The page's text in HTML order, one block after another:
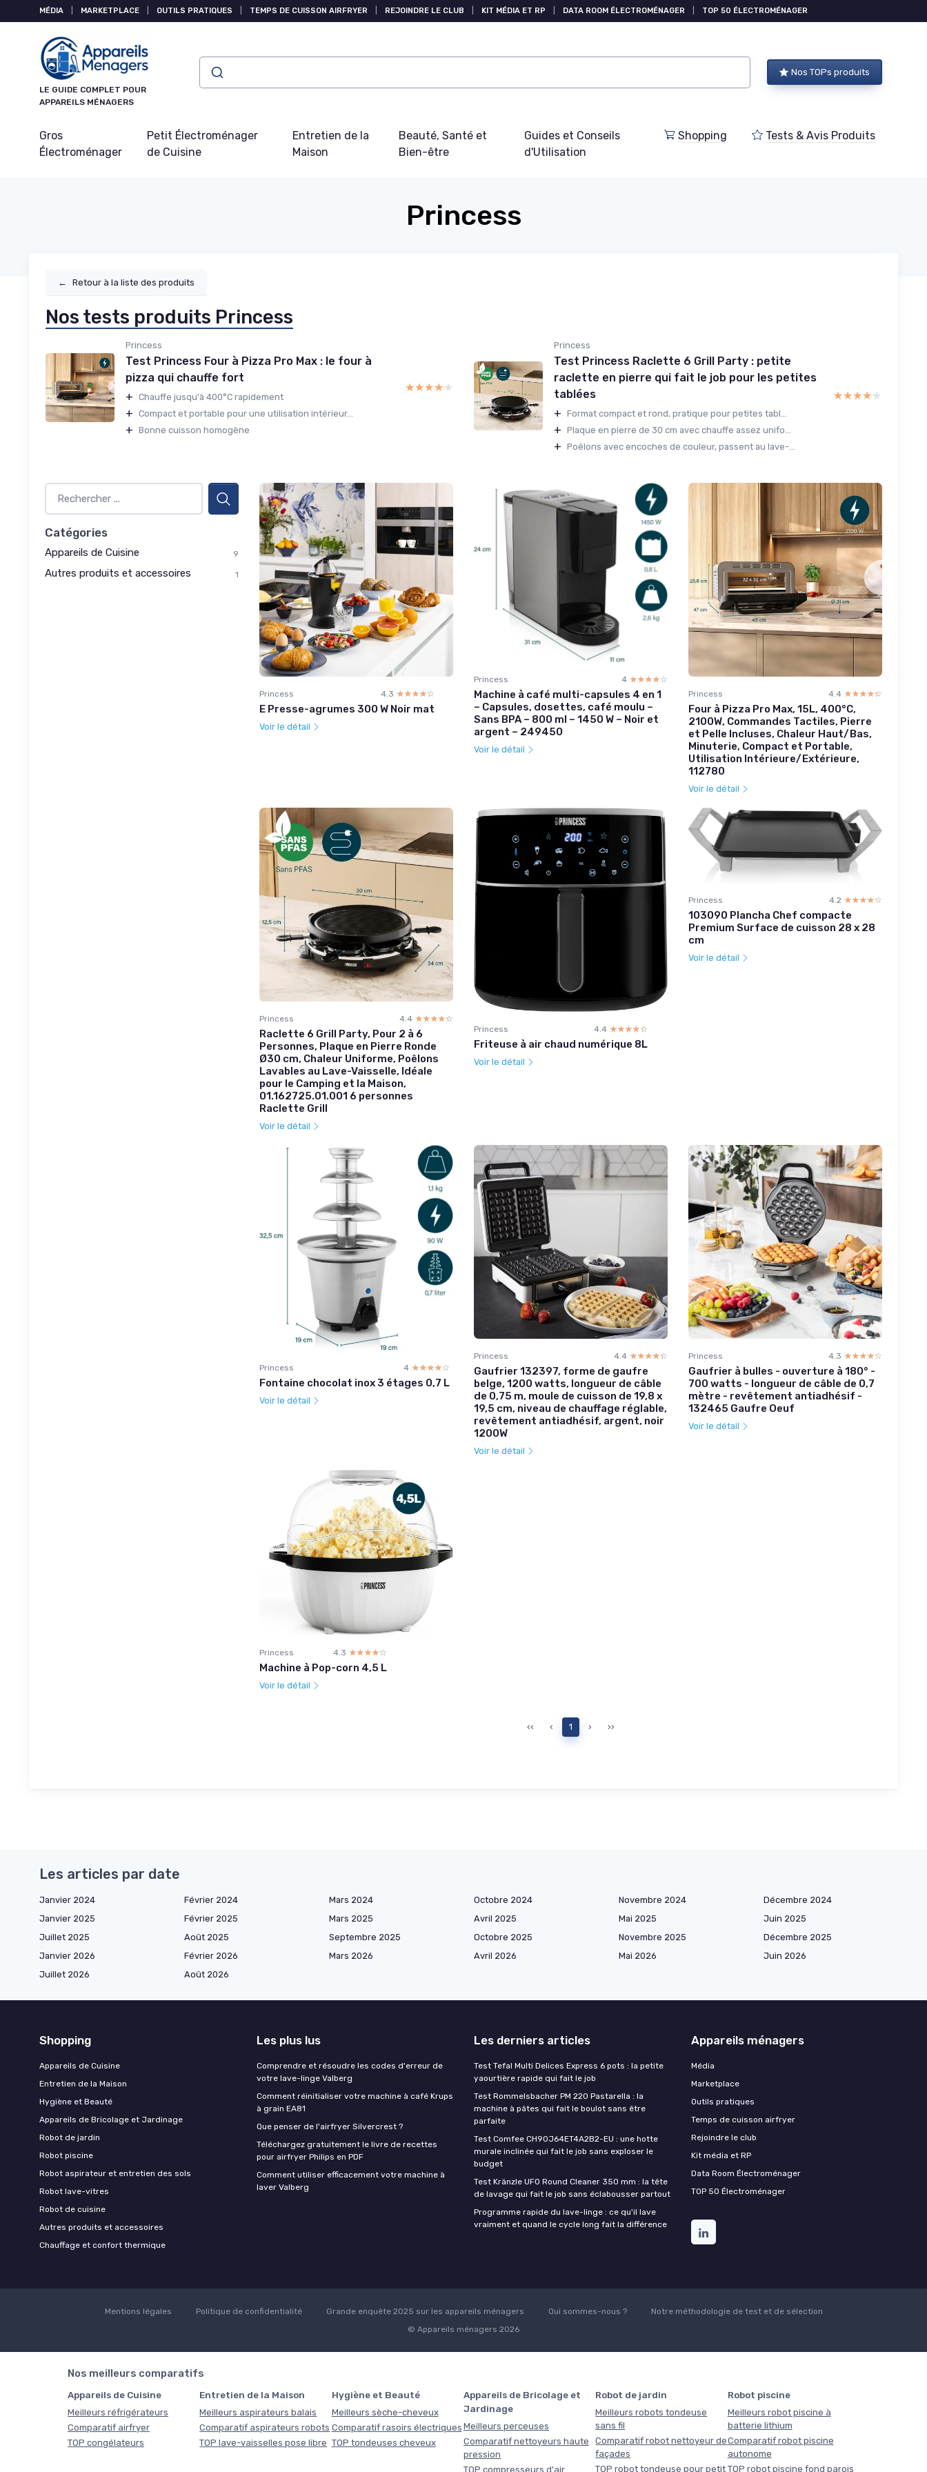
MÉDIA MARKETPLACE OUTILS PRATIQUES TEMPS DE CUISSON AIRFRYER REJOINDRE LE CLUB KIT MÉDIA ET RP DATA ROOM ÉLECTROMÉNAGER TOP 50 ÉLECTROMÉNAGER
LE GUIDE COMPLET POUR
APPAREILS MÉNAGERS
Nos TOPs produits
Gros
Électroménager
Petit Électroménager
de Cuisine
Entretien de la
Maison
Beauté, Santé et
Bien-être
Guides et Conseils
d'Utilisation
Shopping Tests & Avis Produits
Princess
← Retour à la liste des produits
Nos tests produits Princess
Princess
Test Princess Four à Pizza Pro Max : le four à
pizza qui chauffe fort
+ Chauffe jusqu'à 400°C rapidement
+ Compact et portable pour une utilisation intérieur...
+ Bonne cuisson homogène
★★★★★
★★★★★
Princess
Test Princess Raclette 6 Grill Party : petite
raclette en pierre qui fait le job pour les petites
tablées
+ Format compact et rond, pratique pour petites tabl...
+ Plaque en pierre de 30 cm avec chauffe assez unifo...
+ Poêlons avec encoches de couleur, passent au lave-...
★★★★★
★★★★★
Catégories
Appareils de Cuisine 9
Autres produits et accessoires 1
Princess 4.3 ☆☆☆☆☆
★★★★★
E Presse-agrumes 300 W Noir mat
Voir le détail
Princess 4 ☆☆☆☆☆
★★★★★
Machine à café multi-capsules 4 en 1
– Capsules, dosettes, café moulu –
Sans BPA – 800 ml – 1450 W – Noir et
argent – 249450
Voir le détail
Princess 4.4 ☆☆☆☆☆
★★★★★
Four à Pizza Pro Max, 15L, 400°C,
2100W, Commandes Tactiles, Pierre
et Pelle Incluses, Chaleur Haut/Bas,
Minuterie, Compact et Portable,
Utilisation Intérieure/Extérieure,
112780
Voir le détail
Princess 4.4 ☆☆☆☆☆
★★★★★
Raclette 6 Grill Party, Pour 2 à 6
Personnes, Plaque en Pierre Ronde
Ø30 cm, Chaleur Uniforme, Poêlons
Lavables au Lave-Vaisselle, Idéale
pour le Camping et la Maison,
01.162725.01.001 6 personnes
Raclette Grill
Voir le détail
Princess 4.4 ☆☆☆☆☆
★★★★★
Friteuse à air chaud numérique 8L
Voir le détail
Princess 4.2 ☆☆☆☆☆
★★★★★
103090 Plancha Chef compacte
Premium Surface de cuisson 28 x 28
cm
Voir le détail
Princess 4 ☆☆☆☆☆
★★★★★
Fontaine chocolat inox 3 étages 0,7 L
Voir le détail
Princess 4.4 ☆☆☆☆☆
★★★★★
Gaufrier 132397, forme de gaufre
belge, 1200 watts, longueur de câble
de 0,75 m, moule de cuisson de 19,8 x
19,5 cm, niveau de chauffage réglable,
revêtement antiadhésif, argent, noir
1200W
Voir le détail
Princess 4.3 ☆☆☆☆☆
★★★★★
Gaufrier à bulles - ouverture à 180° -
700 watts - longueur de câble de 0,7
mètre - revêtement antiadhésif -
132465 Gaufre Oeuf
Voir le détail
Princess 4.3 ☆☆☆☆☆
★★★★★
Machine à Pop-corn 4,5 L
Voir le détail
‹‹ ‹ 1 › ››
Les articles par date
Janvier 2024 Février 2024 Mars 2024 Octobre 2024 Novembre 2024
Décembre 2024
Janvier 2025
Février 2025 Mars 2025 Avril 2025 Mai 2025
Juin 2025
Juillet 2025
Août 2025 Septembre 2025 Octobre 2025 Novembre 2025
Décembre 2025
Janvier 2026
Février 2026 Mars 2026 Avril 2026 Mai 2026
Juin 2026
Juillet 2026
Août 2026
Shopping
Appareils de Cuisine
Entretien de la Maison
Hygiène et Beauté
Appareils de Bricolage et Jardinage
Robot de jardin
Robot piscine
Robot aspirateur et entretien des sols
Robot lave-vitres
Robot de cuisine
Autres produits et accessoires
Chauffage et confort thermique
Les plus lus
Comprendre et résoudre les codes d'erreur de
votre lave-linge Valberg
Comment réinitialiser votre machine à café Krups
à grain EA81
Que penser de l'airfryer Silvercrest ?
Téléchargez gratuitement le livre de recettes
pour airfryer Philips en PDF
Comment utiliser efficacement votre machine à
laver Valberg
Les derniers articles
Test Tefal Multi Delices Express 6 pots : la petite
yaourtière rapide qui fait le job
Test Rommelsbacher PM 220 Pastarella : la
machine à pâtes qui fait le boulot sans être
parfaite
Test Comfee CH90J64ET4A2B2-EU : une hotte
murale inclinée qui fait le job sans exploser le
budget
Test Kränzle UFO Round Cleaner 350 mm : la tête
de lavage qui fait le job sans éclabousser partout
Programme rapide du lave-linge : ce qu'il lave
vraiment et quand le cycle long fait la différence
Appareils ménagers
Média
Marketplace
Outils pratiques
Temps de cuisson airfryer
Rejoindre le club
Kit média et RP
Data Room Électroménager
TOP 50 Électroménager
Mentions légales Politique de confidentialité Grande enquête 2025 sur les appareils ménagers Qui sommes-nous ?
Notre méthodologie de test et de sélection
© Appareils ménagers 2026
Nos meilleurs comparatifs
Appareils de Cuisine
Meilleurs réfrigérateurs
Comparatif airfryer
TOP congélateurs
Entretien de la Maison
Meilleurs aspirateurs balais
Comparatif aspirateurs robots
TOP lave-vaisselles pose libre
Hygiène et Beauté
Meilleurs sèche-cheveux
Comparatif rasoirs électriques
TOP tondeuses cheveux
Appareils de Bricolage et
Jardinage
Meilleurs perceuses
Comparatif nettoyeurs haute
pression
TOP compresseurs d'air
Robot de jardin
Meilleurs robots tondeuse
sans fil
Comparatif robot nettoyeur de
façades
TOP robot tondeuse pour petit
Robot piscine
Meilleurs robot piscine à
batterie lithium
Comparatif robot piscine
autonome
TOP robot piscine fond parois
Panneau de gestion des cookies